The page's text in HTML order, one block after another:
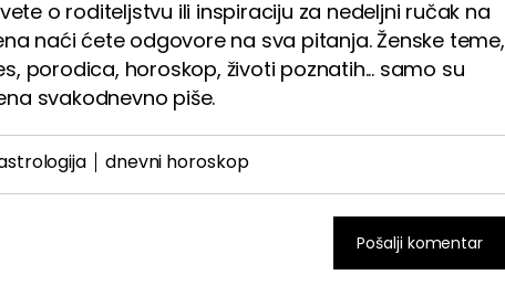
o roditeljstvu ili inspiraciju za nedeljni ručak na
naći ćete odgovore na sva pitanja. Ženske teme,
porodica, horoskop, životi poznatih... samo su
svakodnevno piše.
dnevni horoskop
Pošalji komentar